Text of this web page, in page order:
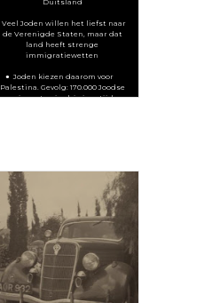
Duitsland
Veel Joden willen het liefst naar
de Verenigde Staten, maar dat
land heeft strenge
immigratiewetten
Joden kiezen daarom voor
Palestina. Gevolg: 170.000 Joodse
migranten in drie jaar tijd